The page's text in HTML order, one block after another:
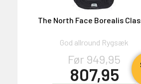
The North Face Borealis
God allround Rygsæk
Før 949,95
807,95
NEJ TAK!